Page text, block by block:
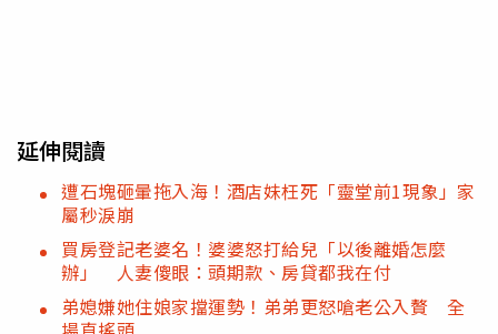
延伸閱讀
遭石塊砸暈拖入海！酒店妹枉死「靈堂前1現象」家
屬秒淚崩
買房登記老婆名！婆婆怒打給兒「以後離婚怎麼
辦」 人妻傻眼：頭期款、房貸都我在付
弟媳嫌她住娘家擋運勢！弟弟更怒嗆老公入贅 全